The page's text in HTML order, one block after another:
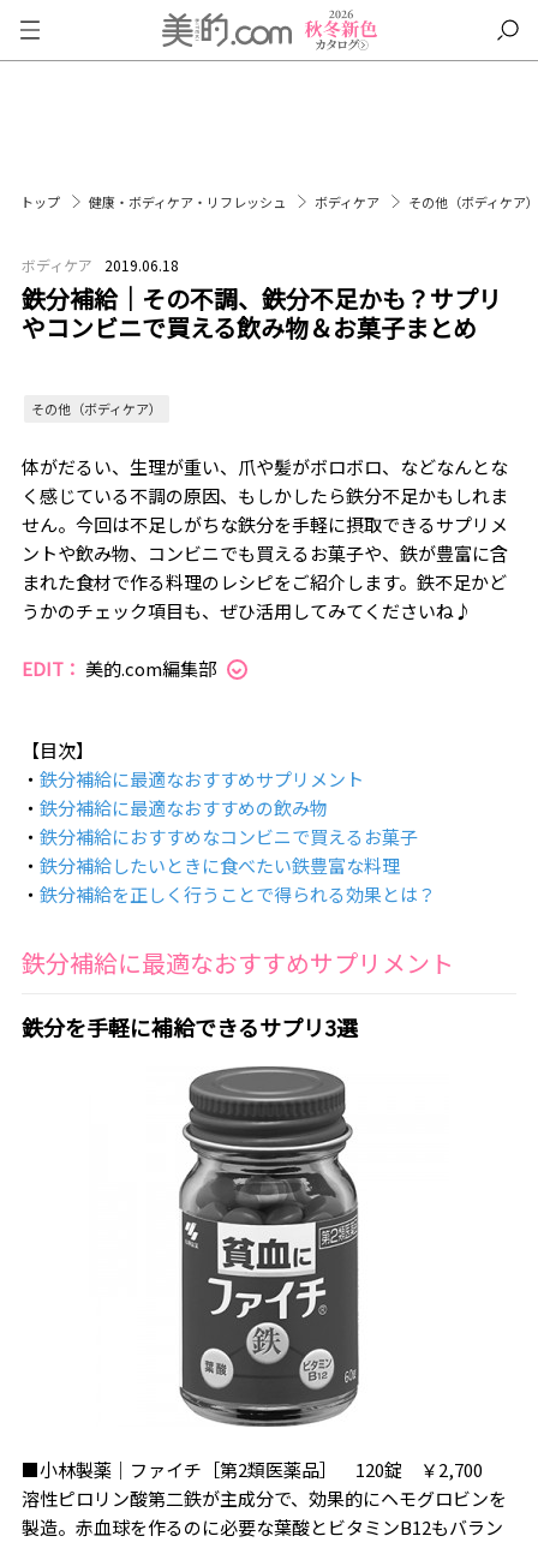
トップ 健康・ボディケア・リフレッシュ ボディケア その他（ボディケア
ボディケア 2019.06.18
鉄分補給｜その不調、鉄分不足かも？サプリ
やコンビニで買える飲み物＆お菓子まとめ
その他（ボディケア）
体がだるい、生理が重い、爪や髪がボロボロ、などなんとな
く感じている不調の原因、もしかしたら鉄分不足かもしれま
せん。今回は不足しがちな鉄分を手軽に摂取できるサプリメ
ントや飲み物、コンビニでも買えるお菓子や、鉄が豊富に含
まれた食材で作る料理のレシピをご紹介します。鉄不足かど
うかのチェック項目も、ぜひ活用してみてくださいね♪
EDIT： 美的.com編集部
【目次】
・ 鉄分補給に最適なおすすめサプリメント
・ 鉄分補給に最適なおすすめの飲み物
・ 鉄分補給におすすめなコンビニで買えるお菓子
・ 鉄分補給したいときに食べたい鉄豊富な料理
・ 鉄分補給を正しく行うことで得られる効果とは？
鉄分補給に最適なおすすめサプリメント
鉄分を手軽に補給できるサプリ3選
■小林製薬｜ファイチ［第2類医薬品］ 120錠 ￥2,700
溶性ピロリン酸第二鉄が主成分で、効果的にヘモグロビンを
製造。赤血球を作るのに必要な葉酸とビタミンB12もバラン